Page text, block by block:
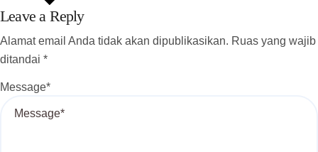
Leave a Reply
Alamat email Anda tidak akan dipublikasikan. Ruas yang wajib
ditandai *
Message*